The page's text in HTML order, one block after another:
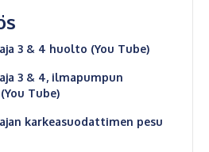
3 & 4 huolto (You Tube)
3 & 4, ilmapumpun
(You Tube)
karkeasuodattimen pesu